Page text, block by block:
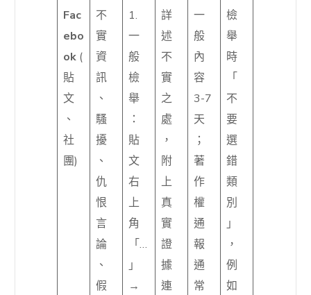
Fac
ebo
ok (
貼
文
、
社
團)
不
實
資
訊
、
騷
擾
、
仇
恨
言
論
、
假
1.
一
般
檢
舉
：
貼
文
右
上
角
「…
」
→
詳
述
不
實
之
處
，
附
上
真
實
證
據
連
一
般
內
容
3-7
天
；
著
作
權
通
報
通
常
檢
舉
時
「
不
要
選
錯
類
別
」
，
例
如